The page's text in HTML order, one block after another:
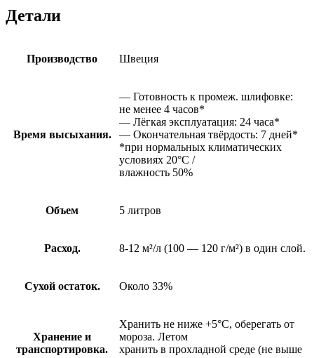
Детали
Производство Швеция
Время высыхания.
— Готовность к промеж. шлифовке:
не менее 4 часов*
— Лёгкая эксплуатация: 24 часа*
— Окончательная твёрдость: 7 дней*
*при нормальных климатических
условиях 20°C /
влажность 50%
Объем 5 литров
Расход. 8-12 м²/л (100 — 120 г/м²) в один слой.
Сухой остаток. Около 33%
Хранение и
транспортировка.
Хранить не ниже +5°C, оберегать от
мороза. Летом
хранить в прохладной среде (не выше